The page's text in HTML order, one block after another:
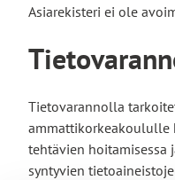
Asiarekisteri ei ole
Tietovarannolla
ammattikorkeakoululle
tehtävien hoitamisessa
syntyvien